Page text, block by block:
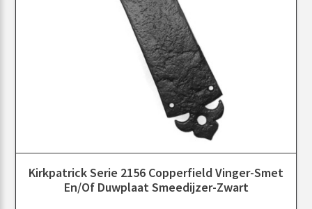
Kirkpatrick Serie 2156 Copperfield Vinger-Smet
En/of Duwplaat Smeedijzer-Zwart